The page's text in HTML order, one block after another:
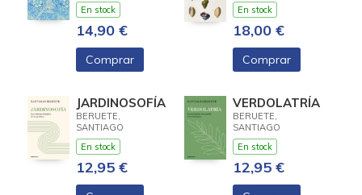
En stock
14,90 €
Comprar
En stock
18,00 €
Comprar
JARDINOSOFÍA
BERUETE,
SANTIAGO
En stock
12,95 €
VERDOLATRÍA
BERUETE,
SANTIAGO
En stock
12,95 €